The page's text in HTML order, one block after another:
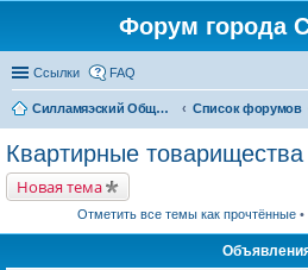
Форум города
Ссылки FAQ
Силламяэский Общественный Новостной портал Список форумов
Квартирные товарищества
Новая тема
Отметить все темы как прочтённые